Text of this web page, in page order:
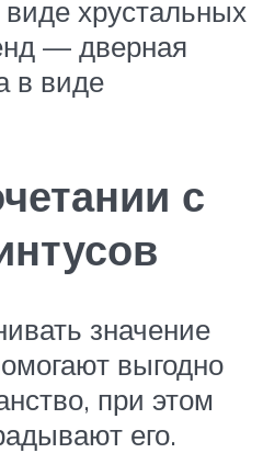
хрустальных
— дверная
в виде
с
значение
выгодно
при этом
его.